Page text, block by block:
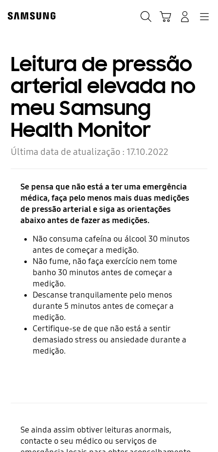
content
accessibility
Leitura de pressão
arterial elevada no
meu Samsung
Health Monitor
Última data de atualização : 17.10.2022
Se pensa que não está a ter uma emergência
médica, faça pelo menos mais duas medições
de pressão arterial e siga as orientações
abaixo antes de fazer as medições.
Não consuma cafeína ou álcool 30 minutos
antes de começar a medição.
Não fume, não faça exercício nem tome
banho 30 minutos antes de começar a
medição.
Descanse tranquilamente pelo menos
durante 5 minutos antes de começar a
medição.
Certifique-se de que não está a sentir
demasiado stress ou ansiedade durante a
medição.
Se ainda assim obtiver leituras anormais,
contacte o seu médico ou serviços de